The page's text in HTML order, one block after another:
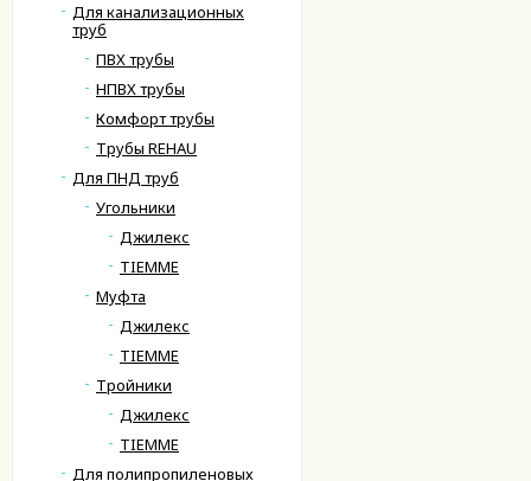
Для канализационных
труб
ПВХ трубы
НПВХ трубы
Комфорт трубы
Трубы REHAU
Для ПНД труб
Угольники
Джилекс
TIEMME
Муфта
Джилекс
TIEMME
Тройники
Джилекс
TIEMME
Для полипропиленовых